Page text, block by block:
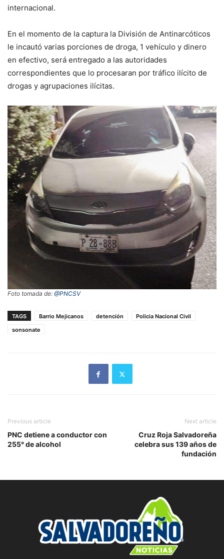
internacional.
En el momento de la captura la División de Antinarcóticos
le incautó varias porciones de droga, 1 vehículo y dinero
en efectivo, será entregado a las autoridades
correspondientes que lo procesaran por tráfico ilícito de
drogas y agrupaciones ilícitas.
Foto tomada de: @PNCSV
TAGS Barrio Mejicanos detención
Policia Nacional Civil
sonsonate
Previous article
PNC detiene a conductor con
255° de alcohol
Next article
Cruz Roja Salvadoreña
celebra sus 139 años de
fundación